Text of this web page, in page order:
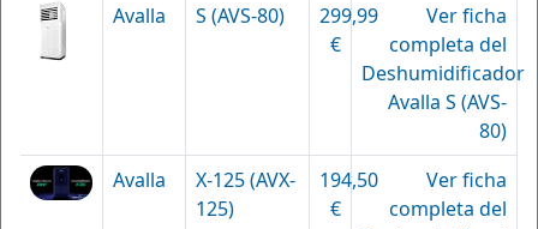
Avalla
S (AVS-80)
299,99
€
Ver ficha
completa del
Deshumidificador
Avalla S (AVS-
80)
Avalla
X-125 (AVX-
125)
194,50
€
Ver ficha
completa del